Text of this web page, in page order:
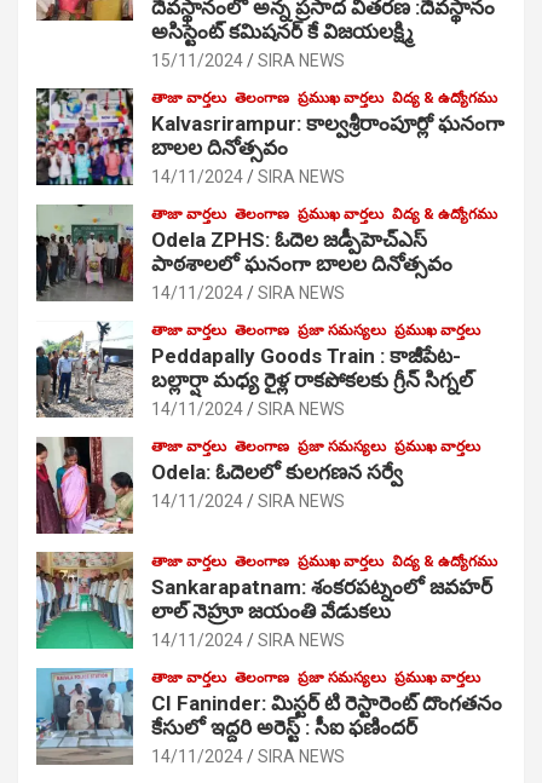
దేవస్థానంలో అన్న ప్రసాద వితరణ :దేవస్థానం
అసిస్టెంట్ కమిషనర్ కే విజయలక్ష్మి
15/11/2024 SIRA NEWS
తాజా వార్తలు తెలంగాణ ప్రముఖ వార్తలు విద్య & ఉద్యోగము
Kalvasrirampur: కాల్వశ్రీరాంపూర్లో ఘనంగా
బాలల దినోత్సవం
14/11/2024 SIRA NEWS
తాజా వార్తలు తెలంగాణ ప్రముఖ వార్తలు విద్య & ఉద్యోగము
Odela ZPHS: ఓదెల జ‌డ్పీహెచ్ఎస్
పాఠ‌శాల‌లో ఘనంగా బాలల దినోత్సవం
14/11/2024 SIRA NEWS
తాజా వార్తలు తెలంగాణ ప్రజా సమస్యలు ప్రముఖ వార్తలు
Peddapally Goods Train : కాజీపేట-
బల్లార్షా మధ్య రైళ్ల రాకపోకలకు గ్రీన్ సిగ్నల్
14/11/2024 SIRA NEWS
తాజా వార్తలు తెలంగాణ ప్రజా సమస్యలు ప్రముఖ వార్తలు
Odela: ఓదెలలో కులగణన సర్వే
14/11/2024 SIRA NEWS
తాజా వార్తలు తెలంగాణ ప్రముఖ వార్తలు విద్య & ఉద్యోగము
Sankarapatnam: శంకరపట్నంలో జవహర్
లాల్ నెహ్రూ జయంతి వేడుకలు
14/11/2024 SIRA NEWS
తాజా వార్తలు తెలంగాణ ప్రజా సమస్యలు ప్రముఖ వార్తలు
CI Faninder: మిస్టర్ టి రెస్టారెంట్ దొంగతనం
కేసులో ఇద్దరి అరెస్ట్ : సీఐ ఫణిందర్
14/11/2024 SIRA NEWS